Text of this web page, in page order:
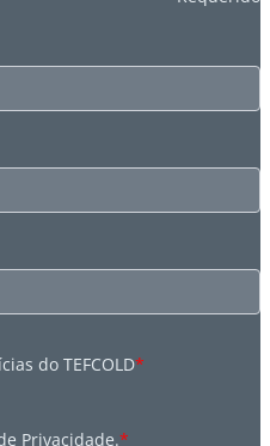
do TEFCOLD*
Privacidade.*